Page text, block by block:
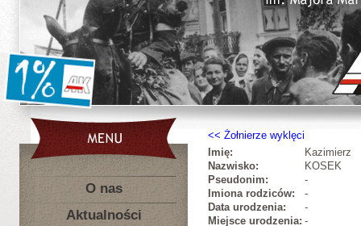
O nas
Aktualności
Żołnierze wyklęci
Imię:
Kazimierz
Nazwisko:
KOSEK
Pseudonim:
-
Imiona rodziców:
-
Data urodzenia:
-
Miejsce urodzenia: -